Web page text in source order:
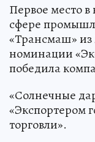
Первое место
сфере
«Трансмаш»
номинации
победила
«Солнечные
«Экспортером
торговли».